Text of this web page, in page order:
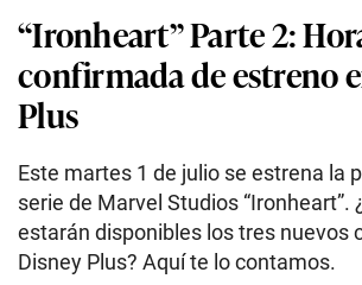
“Ironheart” Parte 2:
confirmada de estreno
Plus
Este martes 1 de julio se estrena la
serie de Marvel Studios “Ironheart”.
estarán disponibles los tres nuevos
Disney Plus? Aquí te lo contamos.